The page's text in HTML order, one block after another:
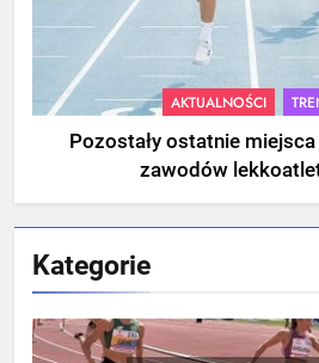
AKTUALNOŚCI
Pozostały ostatnie
zawodów
Kategorie